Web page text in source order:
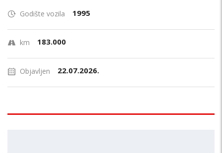
Godište vozila 1995
km 183.000
Objavljen 22.07.2026.